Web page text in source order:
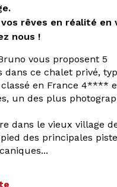
rêves en réalité en
nous !
vous proposent 5
dans ce chalet privé,
en France 4****
un des plus
dans le vieux village
des principales